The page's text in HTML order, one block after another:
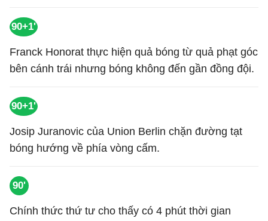
90+1'
Franck Honorat thực hiện quả bóng từ quả phạt góc
bên cánh trái nhưng bóng không đến gần đồng đội.
90+1'
Josip Juranovic của Union Berlin chặn đường tạt
bóng hướng về phía vòng cấm.
90'
Chính thức thứ tư cho thấy có 4 phút thời gian